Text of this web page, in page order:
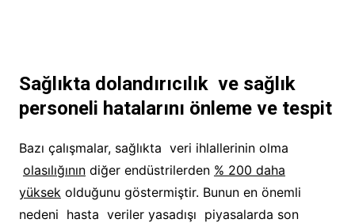
Sağlıkta dolandırıcılık ve sağlık
personeli hatalarını önleme ve tespit
Bazı çalışmalar, sağlıkta veri ihlallerinin olma
olasılığınındiğer endüstrilerden % 200 daha
yüksek olduğunu göstermiştir. Bunun en önemli
nedeni hasta veriler yasadışı piyasalarda son